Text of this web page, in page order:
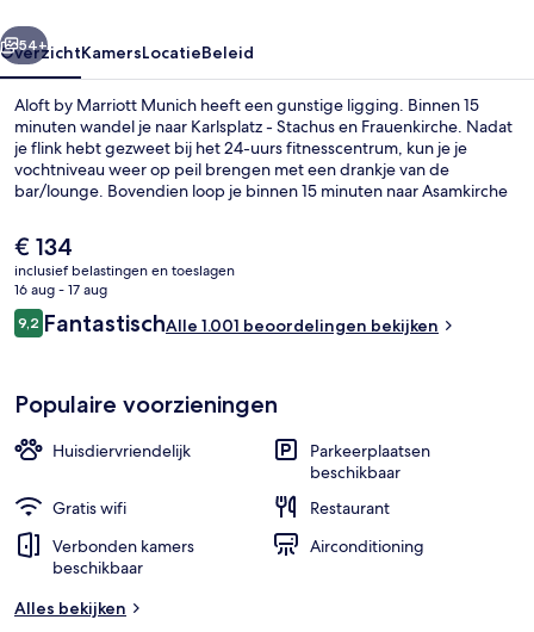
Volgende
54+
OverzichtKamersLocatieBeleid
Aloft by Marriott Munich heeft een gunstige ligging. Binnen 15
minuten wandel je naar Karlsplatz - Stachus en Frauenkirche. Nadat
je flink hebt gezweet bij het 24-uurs fitnesscentrum, kun je je
vochtniveau weer op peil brengen met een drankje van de
bar/lounge. Bovendien loop je binnen 15 minuten naar Asamkirche
vanwege het behulpzame personeel en de locatie. De
accommodatie ligt op korte loopafstand van het openbaar vervoer:
het is 3 minuten lopen naar Tramhalte München Hauptbahnhof en 3
minuten naar Metrostation Centraal.
De
huidige
prijs
is
€ 134
€ 134
inclusief belastingen en toeslagen
16 aug - 17 aug
Beoordelingen
9,29,2 op 10 –
FantastischAlle 1.001 beoordelingen bekijken
Populaire voorzieningen
Huisdiervriendelijk
Parkeerplaatsen
beschikbaar
Gratis wifi
Restaurant
Verbonden kamers
beschikbaar
Airconditioning
Alles bekijken